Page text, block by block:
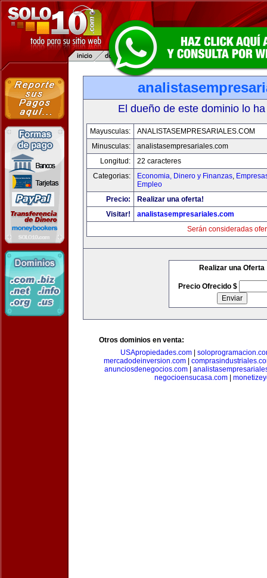
El dueño de este dominio lo
Mayusculas:
ANALISTASEMPRESARIALES.COM
Minusculas:
analistasempresariales.com
Longitud:
22 caracteres
Categorias:
Economia, Dinero y Finanzas,
Empleo
Precio:
Realizar una oferta!
Visitar!
analistasempresariales.com
Serán consideradas
Realizar una Oferta
Precio Ofrecido $
Otros dominios en venta:
USApropiedades.com
mercadodeinversion.com
anunciosdenegocios.com|
negocioensucasa.com|